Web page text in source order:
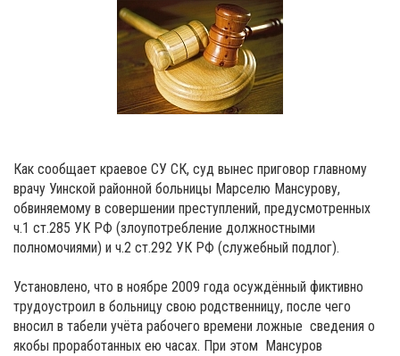
Как сообщает краевое СУ СК, суд вынес приговор главному
врачу Уинской районной больницы Марселю Мансурову,
обвиняемому в совершении преступлений, предусмотренных
ч.1 ст.285 УК РФ (злоупотребление должностными
полномочиями) и ч.2 ст.292 УК РФ (служебный подлог).
Установлено, что в ноябре 2009 года осуждённый фиктивно
трудоустроил в больницу свою родственницу, после чего
вносил в табели учёта рабочего времени ложные сведения о
якобы проработанных ею часах. При этом Мансуров